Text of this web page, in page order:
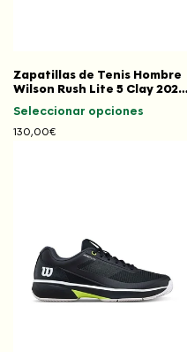
Zapatillas de Tenis Hombre
Wilson Rush Lite 5 Clay 2026
Wh/Bk/Inf
Seleccionar opciones
Precio
habitual
130,00€